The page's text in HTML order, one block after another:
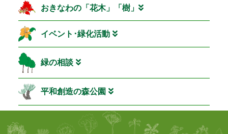
おきなわの「花木」「樹」
イベント･緑化活動
緑の相談
平和創造の森公園